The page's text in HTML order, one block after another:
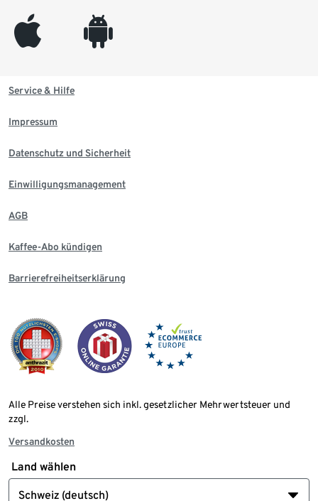
appleinc android
Service & Hilfe
Impressum
Datenschutz und Sicherheit
Einwilligungsmanagement
AGB
Kaffee-Abo kündigen
Barrierefreiheitserklärung
Alle Preise verstehen sich inkl. gesetzlicher Mehrwertsteuer und
zzgl.
Versandkosten
Land wählen
Schweiz (deutsch)